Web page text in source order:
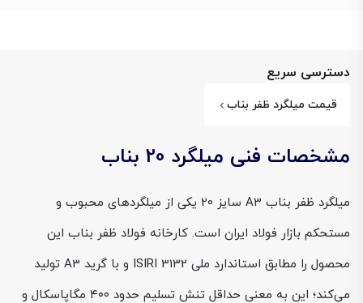
دسترسی سریع
قیمت میلگرد ظفر بناب
مشخصات فنی میلگرد 20 بناب
میلگرد ظفر بناب A3 سایز 20 یکی از میلگردهای محبوب و
مستحکم بازار فولاد ایران است. کارخانه فولاد ظفر بناب این
محصول را مطابق استاندارد ملی ISIRI 3132 و با گرید A3 تولید
می‌کند؛ این به معنی حداقل تنش تسلیم حدود ۴۰۰ مگاپاسکال و